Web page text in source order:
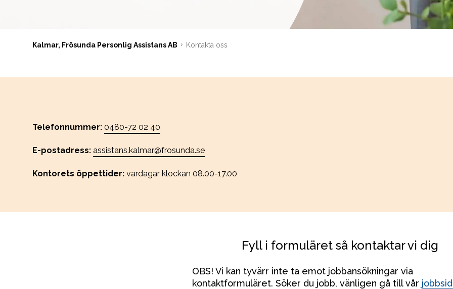
Kalmar, Frösunda Personlig Assistans AB Kontakta oss
Telefonnummer: 0480-72 02 40
E-postadress: assistans.kalmar@frosunda.se
Kontorets öppettider: vardagar klockan 08.00-17.00
Fyll i formuläret så kontaktar vi dig
OBS! Vi kan tyvärr inte ta emot jobbansökningar via
kontaktformuläret. Söker du jobb, vänligen gå till vår